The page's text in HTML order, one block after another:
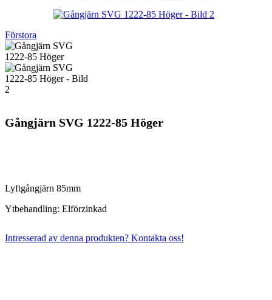
Förstora
Gångjärn SVG 1222-85 Höger
Lyftgångjärn 85mm
Ytbehandling: Elförzinkad
Intresserad av denna produkten? Kontakta oss!